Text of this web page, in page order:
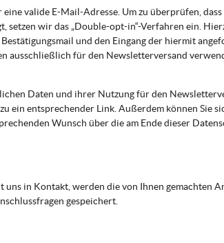
valide E-Mail-Adresse. Um zu überprüfen,
setzen wir das „Double-opt-in“-Verfahren ein.
und den Eingang der hiermit
ausschließlich für den Newsletterversand
Daten und ihrer Nutzung für den
ein entsprechender Link. Außerdem können Sie
Wunsch über die am Ende dieser
in Kontakt, werden die von Ihnen gemachten
gespeichert.